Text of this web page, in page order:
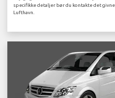
specifikke detaljer bør du kontakte det
Lufthavn.